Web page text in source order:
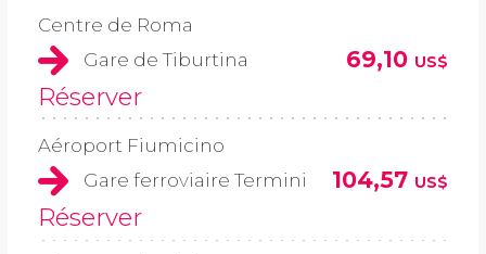
Centre de Roma
Gare de Tiburtina
69,10 US$
Réserver
Aéroport Fiumicino
Gare ferroviaire Termini
104,57 US$
Réserver